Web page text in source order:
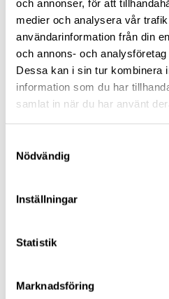
och annonser, för att
medier och analysera vår
användarinformation från din
och annons- och
Dessa kan i sin tur kombinera
information som du har
samlat in när du har använt
Nödvändig
Inställningar
Statistik
Marknadsföring
svängiga än aktier. För
aktiemarknaden som
obligationsfonder ge ett
portföljen. Dessutom är
kapital med en
år.
Vad är den största
Att företagsobligationer
det är fel. De handlas på
av sentiment precis som
är också viktigt att förstå